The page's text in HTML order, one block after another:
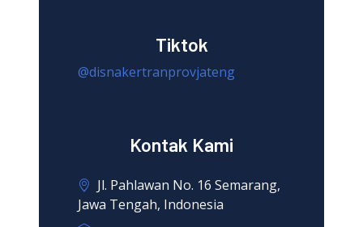
Tiktok
@disnakertranprovjateng
Kontak Kami
Jl. Pahlawan No. 16 Semarang,
Jawa Tengah, Indonesia